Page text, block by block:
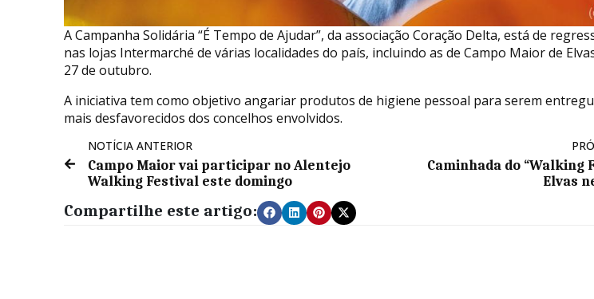
A Campanha Solidária “É Tempo de Ajudar”, da associação Coração Delta, está de
nas lojas Intermarché de várias localidades do país, incluindo as de Campo Maior de
27 de outubro.
A iniciativa tem como objetivo angariar produtos de higiene pessoal para serem
mais desfavorecidos dos concelhos envolvidos.
NOTÍCIA ANTERIOR
Campo Maior vai participar no Alentejo
Walking Festival este domingo
Caminhada do “Walking
Elvas
Compartilhe este artigo: